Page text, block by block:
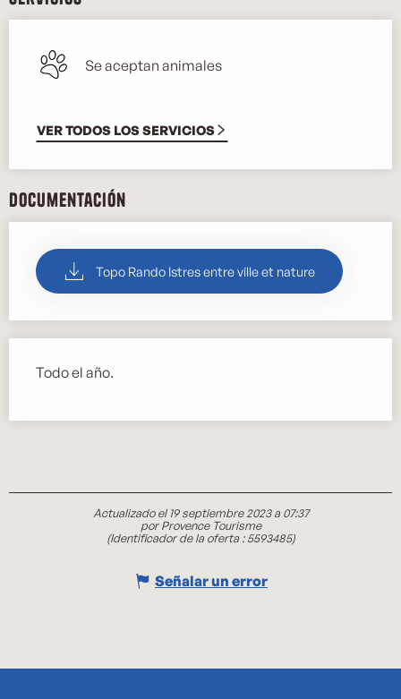
Se aceptan animales
VER TODOS LOS SERVICIOS
Documentación
Topo Rando Istres entre ville et nature
Todo el año.
Actualizado el 19 septiembre 2023 a 07:37
por Provence Tourisme
(Identificador de la oferta :5593485)
Señalar un error